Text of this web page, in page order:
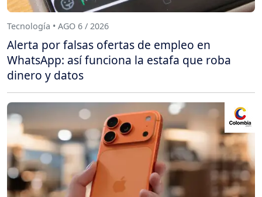
Tecnología • AGO 6 / 2026
Alerta por falsas ofertas de empleo en
WhatsApp: así funciona la estafa que roba
dinero y datos